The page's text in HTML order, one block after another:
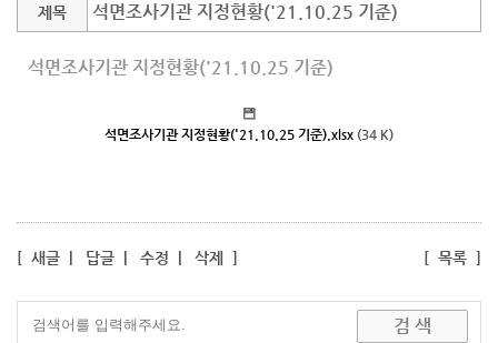
제목 석면조사기관 지정현황('21.10.25 기준)
석면조사기관 지정현황('21.10.25 기준)
석면조사기관 지정현황('21.10.25 기준).xlsx(34 K)
[ 새글| 답글| 수정 삭제 ] [ 목록]